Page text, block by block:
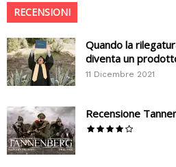
RECENSIONI
Quando la
diventa un
11 Dicembre 2021
Recensione